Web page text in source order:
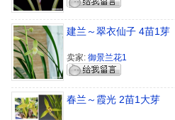
建兰～翠衣仙子 4苗1芽
卖家: 御景兰花1
春兰～霞光 2苗1大芽